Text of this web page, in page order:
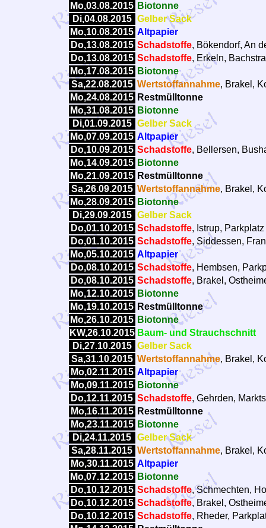
Mo,03.08.2015 Biotonne
Di,04.08.2015 Gelber Sack
Mo,10.08.2015 Altpapier
Do,13.08.2015 Schadstoffe, Bökendorf, An
Do,13.08.2015 Schadstoffe, Erkeln,
Mo,17.08.2015 Biotonne
Sa,22.08.2015 Wertstoffannahme, Brakel,
Mo,24.08.2015 Restmülltonne
Mo,31.08.2015 Biotonne
Di,01.09.2015 Gelber Sack
Mo,07.09.2015 Altpapier
Do,10.09.2015 Schadstoffe, Bellersen,
Mo,14.09.2015 Biotonne
Mo,21.09.2015 Restmülltonne
Sa,26.09.2015 Wertstoffannahme, Brakel,
Mo,28.09.2015 Biotonne
Di,29.09.2015 Gelber Sack
Do,01.10.2015 Schadstoffe, Istrup,
Do,01.10.2015 Schadstoffe, Siddessen,
Mo,05.10.2015 Altpapier
Do,08.10.2015 Schadstoffe, Hembsen,
Do,08.10.2015 Schadstoffe, Brakel,
Mo,12.10.2015 Biotonne
Mo,19.10.2015 Restmülltonne
Mo,26.10.2015 Biotonne
KW,26.10.2015 Baum- und Strauchschnitt
Di,27.10.2015 Gelber Sack
Sa,31.10.2015 Wertstoffannahme, Brakel,
Mo,02.11.2015 Altpapier
Mo,09.11.2015 Biotonne
Do,12.11.2015 Schadstoffe, Gehrden,
Mo,16.11.2015 Restmülltonne
Mo,23.11.2015 Biotonne
Di,24.11.2015 Gelber Sack
Sa,28.11.2015 Wertstoffannahme, Brakel,
Mo,30.11.2015 Altpapier
Mo,07.12.2015 Biotonne
Do,10.12.2015 Schadstoffe, Schmechten,
Do,10.12.2015 Schadstoffe, Brakel,
Do,10.12.2015 Schadstoffe, Rheder,